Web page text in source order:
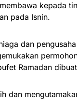
kepada
pada Isnin.
dan
Ramadan
dan